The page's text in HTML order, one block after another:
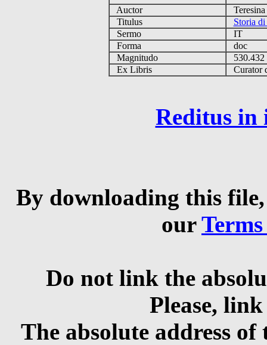
Auctor
Titulus
Storia
Sermo
IT
Forma
doc
Magnitudo
Ex Libris
Curator
Reditus in
By downloading this
our
Do not link the
Please,
The absolute address